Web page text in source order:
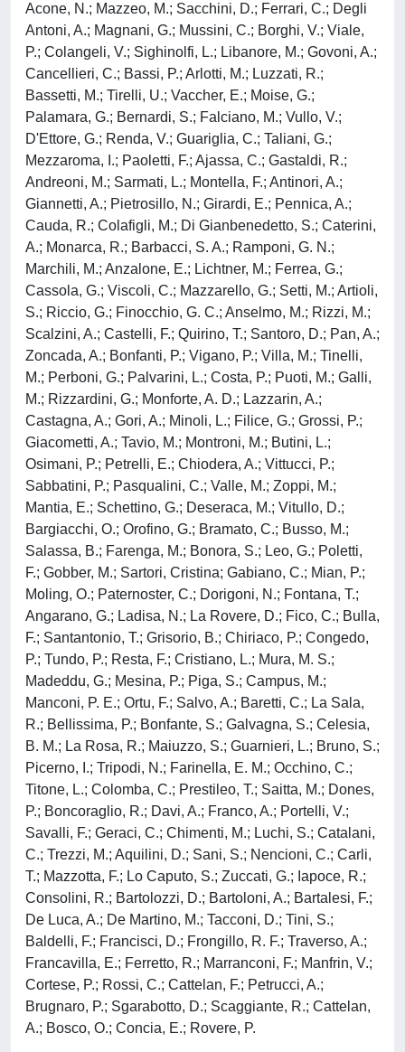
Acone, N.; Mazzeo, M.; Sacchini, D.; Ferrari, C.; Degli
Antoni, A.; Magnani, G.; Mussini, C.; Borghi, V.; Viale,
P.; Colangeli, V.; Sighinolfi, L.; Libanore, M.; Govoni, A.;
Cancellieri, C.; Bassi, P.; Arlotti, M.; Luzzati, R.;
Bassetti, M.; Tirelli, U.; Vaccher, E.; Moise, G.;
Palamara, G.; Bernardi, S.; Falciano, M.; Vullo, V.;
D'Ettore, G.; Renda, V.; Guariglia, C.; Taliani, G.;
Mezzaroma, I.; Paoletti, F.; Ajassa, C.; Gastaldi, R.;
Andreoni, M.; Sarmati, L.; Montella, F.; Antinori, A.;
Giannetti, A.; Pietrosillo, N.; Girardi, E.; Pennica, A.;
Cauda, R.; Colafigli, M.; Di Gianbenedetto, S.; Caterini,
A.; Monarca, R.; Barbacci, S. A.; Ramponi, G. N.;
Marchili, M.; Anzalone, E.; Lichtner, M.; Ferrea, G.;
Cassola, G.; Viscoli, C.; Mazzarello, G.; Setti, M.; Artioli,
S.; Riccio, G.; Finocchio, G. C.; Anselmo, M.; Rizzi, M.;
Scalzini, A.; Castelli, F.; Quirino, T.; Santoro, D.; Pan, A.;
Zoncada, A.; Bonfanti, P.; Vigano, P.; Villa, M.; Tinelli,
M.; Perboni, G.; Palvarini, L.; Costa, P.; Puoti, M.; Galli,
M.; Rizzardini, G.; Monforte, A. D.; Lazzarin, A.;
Castagna, A.; Gori, A.; Minoli, L.; Filice, G.; Grossi, P.;
Giacometti, A.; Tavio, M.; Montroni, M.; Butini, L.;
Osimani, P.; Petrelli, E.; Chiodera, A.; Vittucci, P.;
Sabbatini, P.; Pasqualini, C.; Valle, M.; Zoppi, M.;
Mantia, E.; Schettino, G.; Deseraca, M.; Vitullo, D.;
Bargiacchi, O.; Orofino, G.; Bramato, C.; Busso, M.;
Salassa, B.; Farenga, M.; Bonora, S.; Leo, G.; Poletti,
F.; Gobber, M.; Sartori, Cristina; Gabiano, C.; Mian, P.;
Moling, O.; Paternoster, C.; Dorigoni, N.; Fontana, T.;
Angarano, G.; Ladisa, N.; La Rovere, D.; Fico, C.; Bulla,
F.; Santantonio, T.; Grisorio, B.; Chiriaco, P.; Congedo,
P.; Tundo, P.; Resta, F.; Cristiano, L.; Mura, M. S.;
Madeddu, G.; Mesina, P.; Piga, S.; Campus, M.;
Manconi, P. E.; Ortu, F.; Salvo, A.; Baretti, C.; La Sala,
R.; Bellissima, P.; Bonfante, S.; Galvagna, S.; Celesia,
B. M.; La Rosa, R.; Maiuzzo, S.; Guarnieri, L.; Bruno, S.;
Picerno, I.; Tripodi, N.; Farinella, E. M.; Occhino, C.;
Titone, L.; Colomba, C.; Prestileo, T.; Saitta, M.; Dones,
P.; Boncoraglio, R.; Davi, A.; Franco, A.; Portelli, V.;
Savalli, F.; Geraci, C.; Chimenti, M.; Luchi, S.; Catalani,
C.; Trezzi, M.; Aquilini, D.; Sani, S.; Nencioni, C.; Carli,
T.; Mazzotta, F.; Lo Caputo, S.; Zuccati, G.; Iapoce, R.;
Consolini, R.; Bartolozzi, D.; Bartoloni, A.; Bartalesi, F.;
De Luca, A.; De Martino, M.; Tacconi, D.; Tini, S.;
Baldelli, F.; Francisci, D.; Frongillo, R. F.; Traverso, A.;
Francavilla, E.; Ferretto, R.; Marranconi, F.; Manfrin, V.;
Cortese, P.; Rossi, C.; Cattelan, F.; Petrucci, A.;
Brugnaro, P.; Sgarabotto, D.; Scaggiante, R.; Cattelan,
A.; Bosco, O.; Concia, E.; Rovere, P.